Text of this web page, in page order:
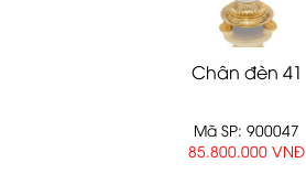
Chân đèn 41
Mã SP: 900047
85.800.000 VNĐ